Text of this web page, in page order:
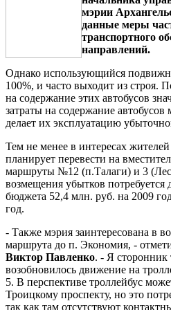
мэрии
данные меры
транспортного
направлений.
Однако использующийся
100%, и часто выходит из строя.
на содержание этих автобусов
затраты на содержание
делает их эксплуатацию
Тем не менее в интересах
планирует перевести на
маршруты №12 (п.Талаги) и 3
возмещения убытков потребуется
бюджета 52,4 млн. руб. на 2009
год.
- Также мэрия заинтересована в
маршрута до п. Экономия, -
Виктор Павленко. - Я сторонник
возобновилось движение на
5. В перспективе троллейбус
Троицкому проспекту, но это
так как там отсутствуют